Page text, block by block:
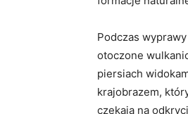
Podczas
otoczone
piersiach
krajobrazem,
czekają na